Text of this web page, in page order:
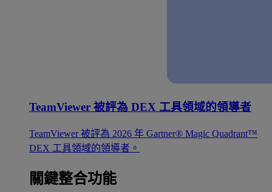
TeamViewer 被評為 DEX 工具領域的領導者
TeamViewer 被評為 2026 年 Gartner® Magic Quadrant™
DEX 工具領域的領導者。
關鍵整合功能